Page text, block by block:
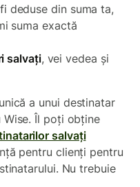
deduse din suma ta,
suma exactă
salvați, vei vedea și
a unui destinatar
Îl poți obține
salvați
pentru clienți pentru
Nu trebuie